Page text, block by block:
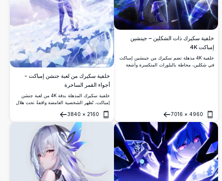
خلفية سكيرك ذات الشكلين – جينشين
إمباكت 4K
خلفية 4K مذهلة تضم سكيرك من جينشين إمباكت
في شكلين، محاطة بالبلورات المتكسرة وأشعة
4960
×
7016
فتح
خلفية سكيرك من لعبة جنشن إمباكت -
أجواء القمر الساحرة
خلفية سكيرك المذهلة بدقة 4K من لعبة جنشن
إمباكت، تُظهر الشخصية الغامضة واقفةً تحت هلال
القمر، محاطةً بشعر أبيض متطاير وطاقة كونية
متوهجة وبتلات أثيرية في مشهد سماوي خلاب.
2160
×
3840
فتح